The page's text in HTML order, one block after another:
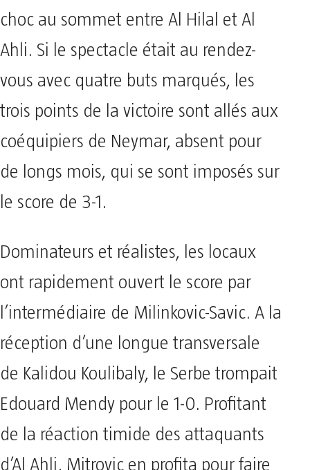
choc au sommet entre Al Hilal et Al
Ahli. Si le spectacle était au rendez-
vous avec quatre buts marqués, les
trois points de la victoire sont allés aux
coéquipiers de Neymar, absent pour
de longs mois, qui se sont imposés sur
le score de 3-1.
Dominateurs et réalistes, les locaux
ont rapidement ouvert le score par
l’intermédiaire de Milinkovic-Savic. A la
réception d’une longue transversale
de Kalidou Koulibaly, le Serbe trompait
Edouard Mendy pour le 1-0. Profitant
de la réaction timide des attaquants
d’Al Ahli, Mitrovic en profita pour faire